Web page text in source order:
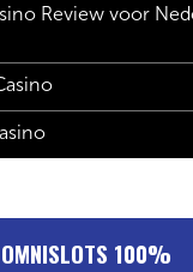
Review voor
OMNISLOTS 100%